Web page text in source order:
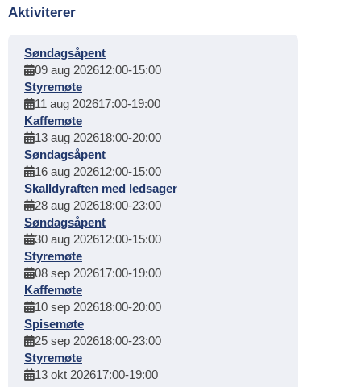
Aktiviterer
Søndagsåpent
09 aug 202612:00-15:00
Styremøte
11 aug 202617:00-19:00
Kaffemøte
13 aug 202618:00-20:00
Søndagsåpent
16 aug 202612:00-15:00
Skalldyraften med ledsager
28 aug 202618:00-23:00
Søndagsåpent
30 aug 202612:00-15:00
Styremøte
08 sep 202617:00-19:00
Kaffemøte
10 sep 202618:00-20:00
Spisemøte
25 sep 202618:00-23:00
Styremøte
13 okt 202617:00-19:00